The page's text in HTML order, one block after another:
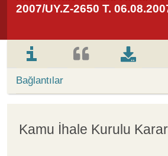
2007/UY.Z-2650 T.
Bağlantılar
Kamu İhale Kurulu